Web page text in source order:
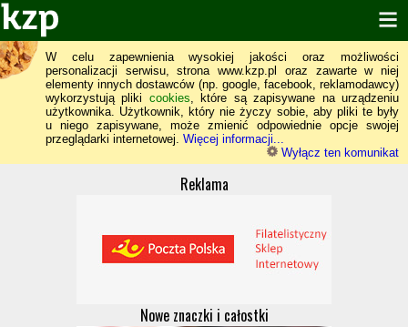
W celu zapewnienia wysokiej jakości oraz możliwości
personalizacji serwisu, strona www.kzp.pl oraz zawarte w niej
elementy innych dostawców (np. google, facebook, reklamodawcy)
wykorzystują pliki cookies, które są zapisywane na urządzeniu
użytkownika. Użytkownik, który nie życzy sobie, aby pliki te były
u niego zapisywane, może zmienić odpowiednie opcje swojej
przeglądarki internetowej. Więcej informacji...
Wyłącz ten komunikat
Reklama
Nowe znaczki i całostki